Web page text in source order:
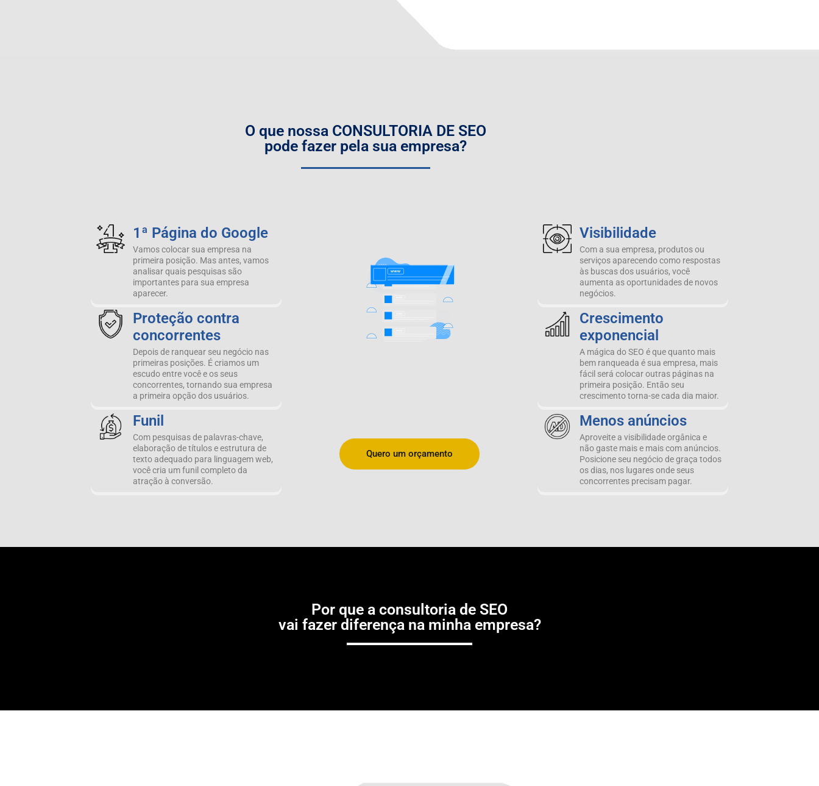
O que nossa CONSULTORIA DE SEO
pode fazer pela sua empresa?
1ª Página do Google
Vamos colocar sua empresa na
primeira posição. Mas antes, vamos
analisar quais pesquisas são
importantes para sua empresa
aparecer.
Proteção contra
concorrentes
Depois de ranquear seu negócio nas
primeiras posições. É criamos um
escudo entre você e os seus
concorrentes, tornando sua empresa
a primeira opção dos usuários.
Funil
Com pesquisas de palavras-chave,
elaboração de títulos e estrutura de
texto adequado para linguagem web,
você cria um funil completo da
atração à conversão.
Quero um orçamento
Visibilidade
Com a sua empresa, produtos ou
serviços aparecendo como respostas
às buscas dos usuários, você
aumenta as oportunidades de novos
negócios.
Crescimento
exponencial
A mágica do SEO é que quanto mais
bem ranqueada é sua empresa, mais
fácil será colocar outras páginas na
primeira posição. Então seu
crescimento torna-se cada dia maior.
Menos anúncios
Aproveite a visibilidade orgânica e
não gaste mais e mais com anúncios.
Posicione seu negócio de graça todos
os dias, nos lugares onde seus
concorrentes precisam pagar.
Por que a consultoria de SEO
vai fazer diferença na minha empresa?